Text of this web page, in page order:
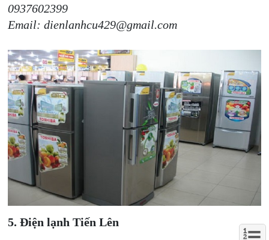
0937602399
Email: dienlanhcu429@gmail.com
5. Điện lạnh Tiến Lên